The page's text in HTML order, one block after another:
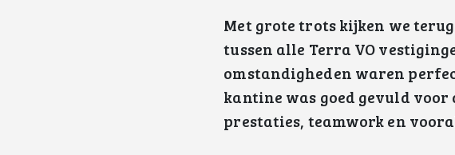
Met grote trots kijken we
tussen alle Terra VO
omstandigheden waren
kantine was goed gevuld voor
prestaties, teamwork en